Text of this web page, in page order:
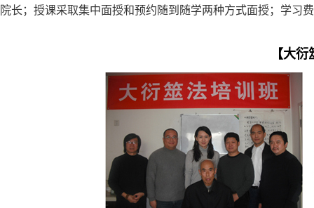
院长；授课采取集中面授和预约随到随学两种方式面授；学习
【大